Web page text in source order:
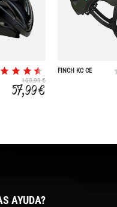
109,99 €
57,99 €
FINCH KC CE
AYUDA?